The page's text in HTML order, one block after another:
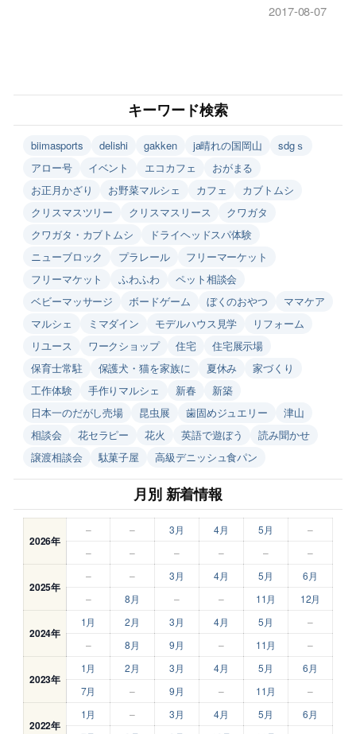
2017-08-07
キーワード検索
biimasports delishi gakken ja晴れの国岡山
sdgｓ
アロー号
イベント エコカフェ
おがまる
お正月かざり
お野菜マルシェ カフェ
カブトムシ
クリスマスツリー
クリスマスリース
クワガタ
クワガタ・カブトムシ
ドライヘッドスパ体験
ニューブロック
プラレール
フリーマーケット
フリーマケット
ふわふわ
ペット相談会
ベビーマッサージ
ボードゲーム ぼくのおやつ
ママケア
マルシェ
ミマダイン モデルハウス見学
リフォーム
リユース
ワークショップ 住宅
住宅展示場
保育士常駐
保護犬・猫を家族に 夏休み
家づくり
工作体験
手作りマルシェ 新春
新築
日本一のだがし売場
昆虫展 歯固めジュエリー
津山
相談会
花セラピー 花火 英語で遊ぼう
読み聞かせ
譲渡相談会
駄菓子屋 高級デニッシュ食パン
月別 新着情報
2026年
– – 3月 4月 5月
–
–
– – – – –
2025年
– – 3月 4月 5月
6月
–
8月 – – 11月 12月
2024年
1月 2月 3月 4月 5月
–
–
8月 9月 – 11月 –
2023年
1月 2月 3月 4月 5月
6月
7月
– 9月 – 11月 –
2022年
1月 – 3月 4月 5月
6月